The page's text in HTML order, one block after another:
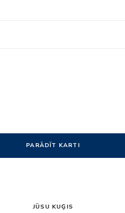
PARĀDĪT KARTI
JŪSU KUĢIS